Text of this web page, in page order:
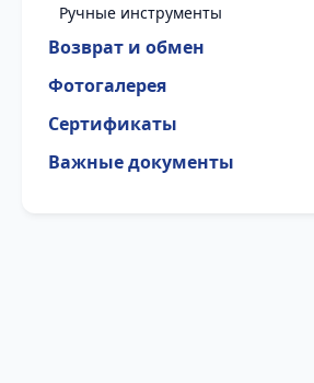
Ручные инструменты
Возврат и обмен
Фотогалерея
Сертификаты
Важные документы